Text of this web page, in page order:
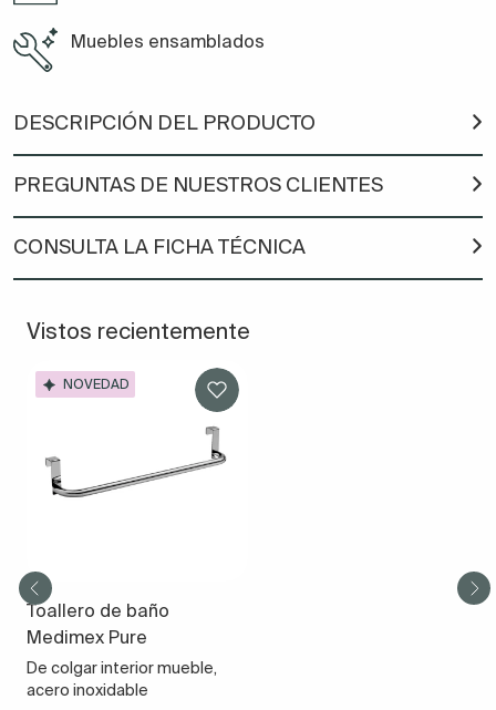
Muebles ensamblados
DESCRIPCIÓN DEL PRODUCTO
PREGUNTAS DE NUESTROS CLIENTES
CONSULTA LA FICHA TÉCNICA
Vistos recientemente
NOVEDAD
Toallero de baño
Medimex Pure
De colgar interior mueble,
acero inoxidable